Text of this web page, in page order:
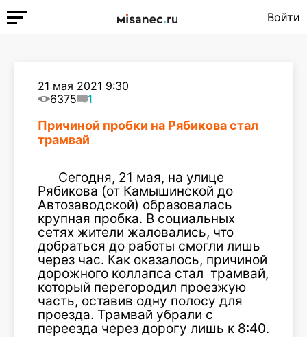
Войти
21 мая 2021 9:30
6375
1
Причиной пробки на Рябикова стал
трамвай
Сегодня, 21 мая, на улице
Рябикова (от Камышинской до
Автозаводской) образовалась
крупная пробка. В социальных
сетях жители жаловались, что
добраться до работы смогли лишь
через час. Как оказалось, причиной
дорожного коллапса стал трамвай,
который перегородил проезжую
часть, оставив одну полосу для
проезда. Трамвай убрали с
переезда через дорогу лишь к 8:40.